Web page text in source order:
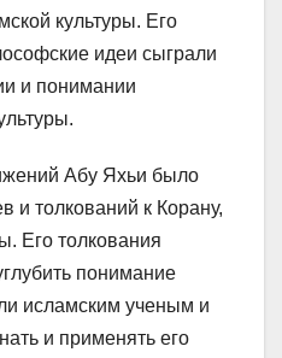
культуры. Его
идеи сыграли
и понимании
Абу Яхьи было
и толкований к Корану,
Его толкования
понимание
исламским ученым и
и применять его